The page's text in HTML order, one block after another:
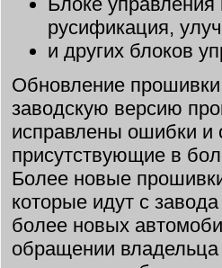
русификация,
и других блоков
Обновление
заводскую версию
исправлены ошибки и
присутствующие в
Более новые
которые идут с
более новых
обращении